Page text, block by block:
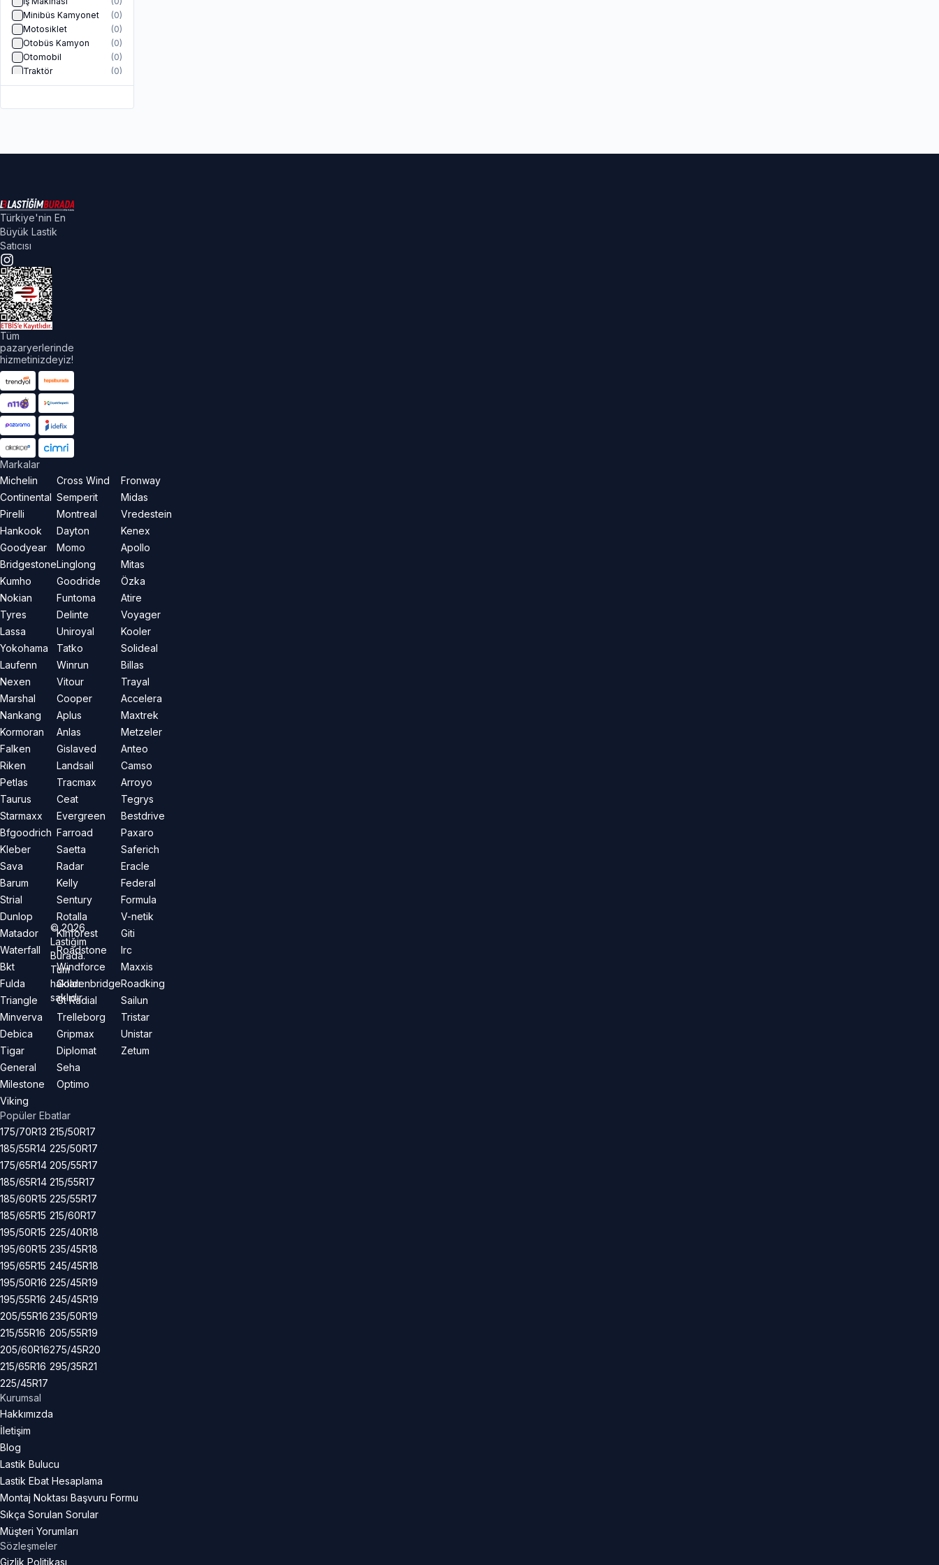
Minibüs Kamyonet
(0)
Motosiklet
(0)
Otobüs Kamyon
(0)
Otomobil
(0)
Traktör
(0)
Türkiye'nin En
Büyük Lastik
Satıcısı
Tüm
pazaryerlerinde
hizmetinizdeyiz!
Markalar
Michelin
Continental
Pirelli
Hankook
Goodyear
Bridgestone
Kumho
Nokian
Tyres
Lassa
Yokohama
Laufenn
Nexen
Marshal
Nankang
Kormoran
Falken
Riken
Petlas
Taurus
Starmaxx
Bfgoodrich
Kleber
Sava
Barum
Strial
Dunlop
Matador
Waterfall
Bkt
Fulda
Triangle
Minverva
Debica
Tigar
General
Milestone
Viking
Cross Wind
Semperit
Montreal
Dayton
Momo
Linglong
Goodride
Funtoma
Delinte
Uniroyal
Tatko
Winrun
Vitour
Cooper
Aplus
Anlas
Gislaved
Landsail
Tracmax
Ceat
Evergreen
Farroad
Saetta
Radar
Kelly
Sentury
Rotalla
Kinforest
Roadstone
Windforce
Goldenbridge
Gt Radial
Trelleborg
Gripmax
Diplomat
Seha
Optimo
Fronway
Midas
Vredestein
Kenex
Apollo
Mitas
Özka
Atire
Voyager
Kooler
Solideal
Billas
Trayal
Accelera
Maxtrek
Metzeler
Anteo
Camso
Arroyo
Tegrys
Bestdrive
Paxaro
Saferich
Eracle
Federal
Formula
V-netik
Giti
Irc
Maxxis
Roadking
Sailun
Tristar
Unistar
Zetum
Popüler Ebatlar
175/70R13
185/55R14
175/65R14
185/65R14
185/60R15
185/65R15
195/50R15
195/60R15
195/65R15
195/50R16
195/55R16
205/55R16
215/55R16
205/60R16
215/65R16
225/45R17
215/50R17
225/50R17
205/55R17
215/55R17
225/55R17
215/60R17
225/40R18
235/45R18
245/45R18
225/45R19
245/45R19
235/50R19
205/55R19
275/45R20
295/35R21
Kurumsal
Hakkımızda
İletişim
Blog
Lastik Bulucu
Lastik Ebat Hesaplama
Montaj Noktası Başvuru Formu
Sıkça Sorulan Sorular
Müşteri Yorumları
Sözleşmeler
Gizlik Politikası
©2026
Lastiğim
Burada.
Tüm
hakları
saklıdır.